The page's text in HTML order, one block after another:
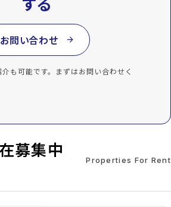
お問い合わせ arrow_forward
も可能です。まずはお問い合わせく
募集中
Properties For Rent